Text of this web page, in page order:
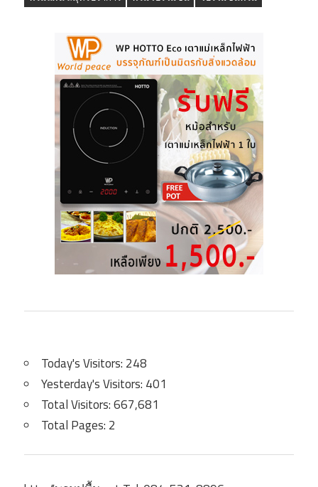
Today's Visitors: 248
Yesterday's Visitors: 401
Total Visitors:667,681
Total Pages: 2